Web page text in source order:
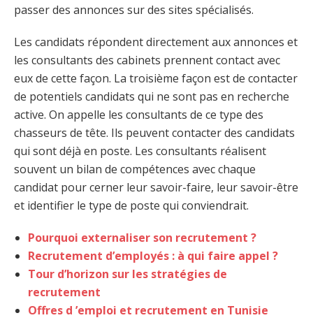
passer des annonces sur des sites spécialisés.
Les candidats répondent directement aux annonces et
les consultants des cabinets prennent contact avec
eux de cette façon. La troisième façon est de contacter
de potentiels candidats qui ne sont pas en recherche
active. On appelle les consultants de ce type des
chasseurs de tête. Ils peuvent contacter des candidats
qui sont déjà en poste. Les consultants réalisent
souvent un bilan de compétences avec chaque
candidat pour cerner leur savoir-faire, leur savoir-être
et identifier le type de poste qui conviendrait.
Pourquoi externaliser son recrutement ?
Recrutement d’employés : à qui faire appel ?
Tour d’horizon sur les stratégies de
recrutement
Offres d ’emploi et recrutement en Tunisie